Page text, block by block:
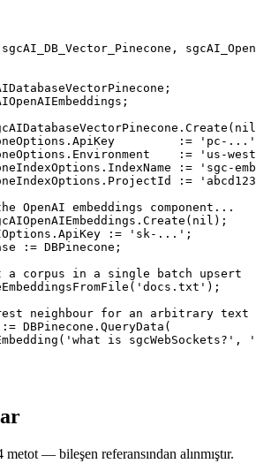
nil
:=
'pc-...'
:=
'us-
:=
'sgc-
:=
OpenAI embeddings component...
nil );
:=
'sk-...' ;
:= DBPinecone;
corpus in a single batch upsert
'docs.txt' );
neighbour for an arbitrary text
DBPinecone.QueryData(
'what is sgcWebSockets?' ,
— bileşen referansından alınmıştır.